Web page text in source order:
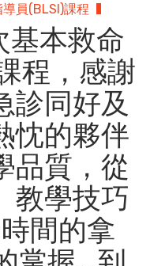
員(BLSI)課程
基本救命
程，感謝
診同好及
忱的夥伴
品質，從
教學技巧
間的拿